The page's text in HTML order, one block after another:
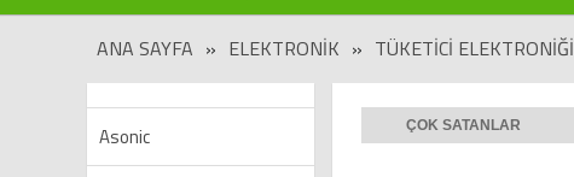
ANA SAYFA » ELEKTRONIK » TÜKETİCİ ELEKTRONİĞİ
Asonic ÇOK SATANLAR